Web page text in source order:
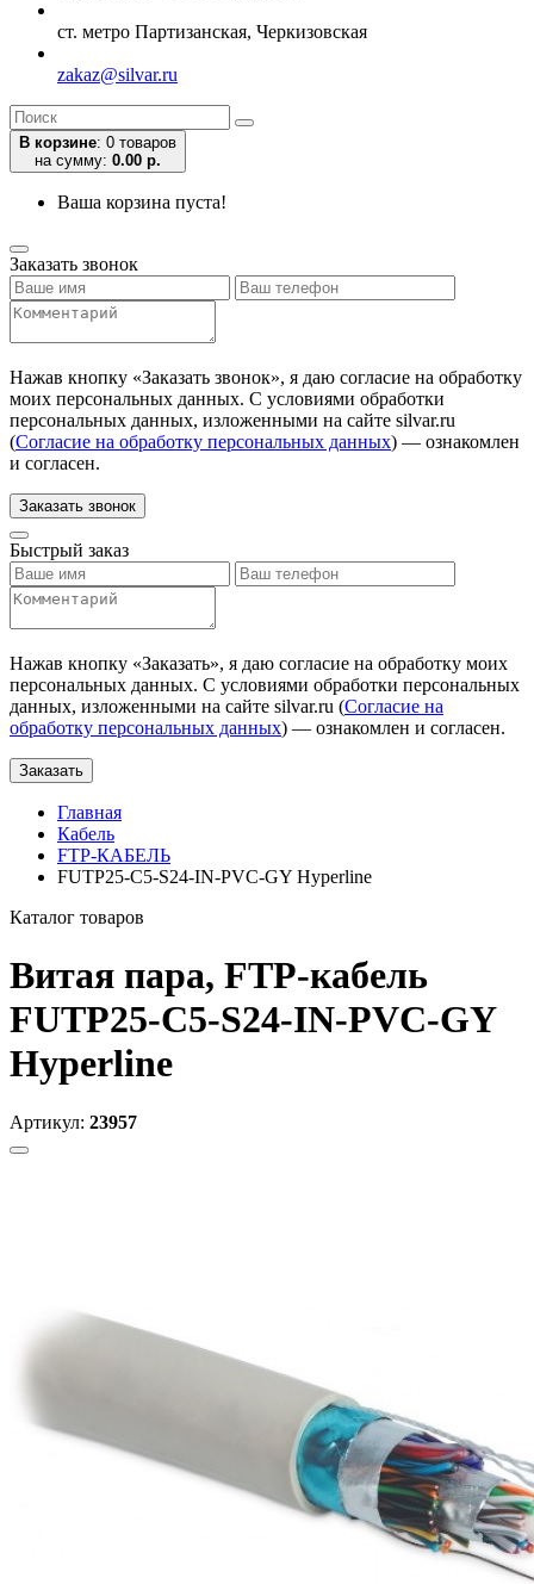
ст. метро Партизанская, Черкизовская
zakaz@silvar.ru
В корзине: 0 товаров
на сумму: 0.00 р.
Ваша корзина пуста!
Заказать звонок
Нажав кнопку «Заказать звонок», я даю согласие на обработку
моих персональных данных. С условиями обработки
персональных данных, изложенными на сайте silvar.ru
(Согласие на обработку персональных данных) — ознакомлен
и согласен.
Заказать звонок
Быстрый заказ
Нажав кнопку «Заказать», я даю согласие на обработку моих
персональных данных. С условиями обработки персональных
данных, изложенными на сайте silvar.ru (Согласие на
обработку персональных данных) — ознакомлен и согласен.
Заказать
Главная
Кабель
FTP-КАБЕЛЬ
FUTP25-C5-S24-IN-PVC-GY Hyperline
Каталог товаров
Витая пара, FTP-кабель
FUTP25-C5-S24-IN-PVC-GY
Hyperline
Артикул: 23957